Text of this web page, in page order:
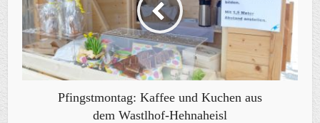
Pfingstmontag: Kaffee und Kuchen aus
dem Wastlhof-Hehnaheisl